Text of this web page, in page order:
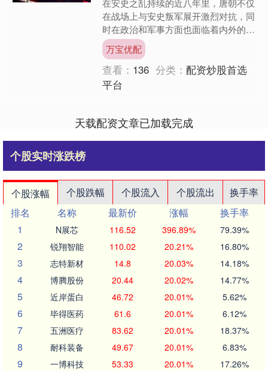
在安史之乱持续的近八年里，唐朝不仅
在战场上与安史叛军展开激烈对抗，同
时在政治和军事方面也面临着内外的复
杂斗争。唐王朝在这场乱局中，不仅要
应对来自叛军的威胁，还要....
万宝优配
查看： 136 分类：配资炒股首选
平台
天载配资文章已加载完成
个股实时涨跌榜
个股涨幅 个股跌幅 个股流入 个股流出
换手率
排名
名称 最新价 涨幅
换手率
1
N展芯 116.52 396.89% 79.39%
2 锐翔智能 110.02 20.21% 16.80%
3 志特新材 14.8 20.03% 14.18%
4 博腾股份 20.44 20.02% 14.77%
5 近岸蛋白 46.72 20.01% 5.62%
6 毕得医药 61.6 20.01% 6.12%
7 五洲医疗 83.62 20.01% 18.37%
8 耐科装备 49.67 20.01% 6.83%
9 一博科技 53.33 20.01% 17.26%